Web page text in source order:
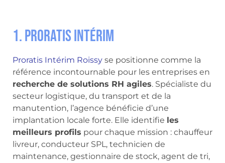
1. Proratis Intérim
Proratis Intérim Roissy se positionne comme la
référence incontournable pour les entreprises en
recherche de solutions RH agiles. Spécialiste du
secteur logistique, du transport et de la
manutention, l’agence bénéficie d’une
implantation locale forte. Elle identifie les
meilleurs profils pour chaque mission : chauffeur
livreur, conducteur SPL, technicien de
maintenance, gestionnaire de stock, agent de tri,